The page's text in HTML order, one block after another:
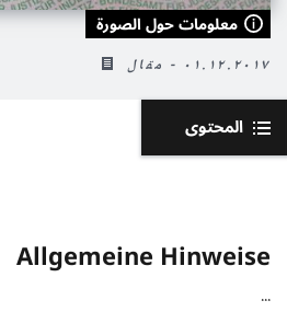
معلومات حول الصورة
٠١.١٢.٢٠١٧ - مقال
المحتوى
Allgemeine Hinweise
...